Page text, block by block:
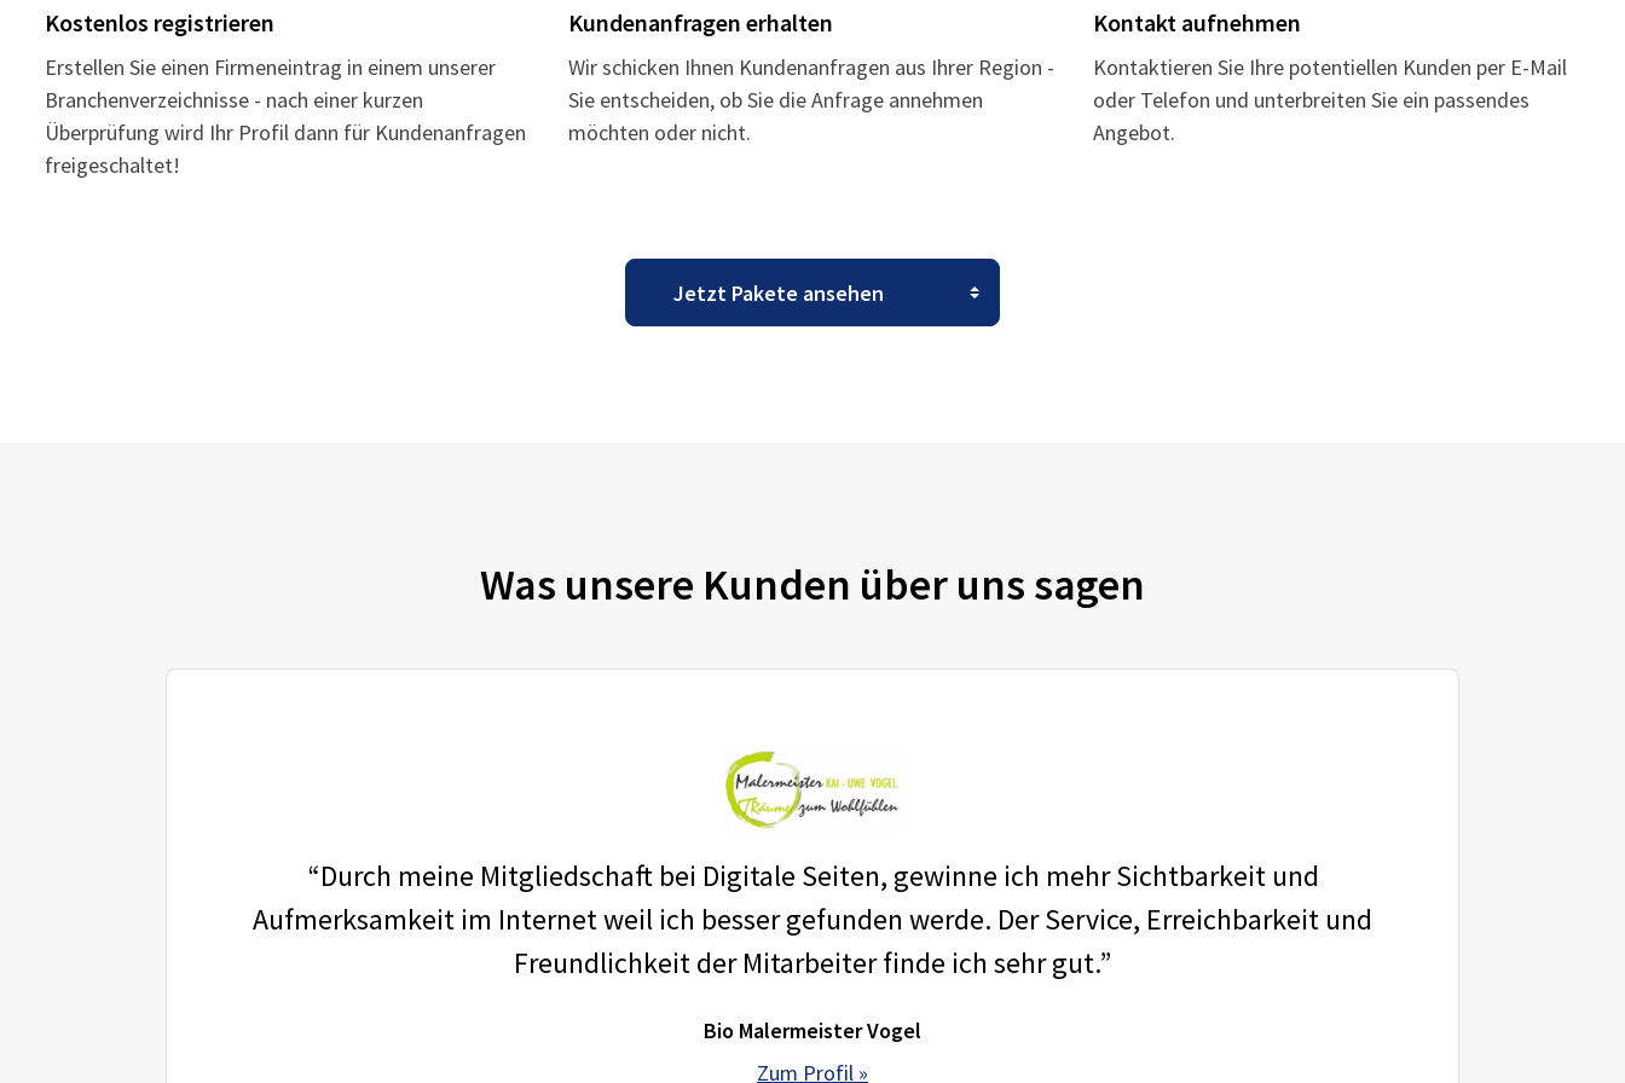
Kostenlos registrieren
Erstellen Sie einen Firmeneintrag in einem unserer
Branchenverzeichnisse - nach einer kurzen
Überprüfung wird Ihr Profil dann für Kundenanfragen
freigeschaltet!
Kundenanfragen erhalten
Wir schicken Ihnen Kundenanfragen aus Ihrer Region -
Sie entscheiden, ob Sie die Anfrage annehmen
möchten oder nicht.
Kontakt aufnehmen
Kontaktieren Sie Ihre potentiellen Kunden per E-Mail
oder Telefon und unterbreiten Sie ein passendes
Angebot.
Was unsere Kunden über uns sagen
“Durch meine Mitgliedschaft bei Digitale Seiten, gewinne ich mehr Sichtbarkeit und
Aufmerksamkeit im Internet weil ich besser gefunden werde. Der Service, Erreichbarkeit und
Freundlichkeit der Mitarbeiter finde ich sehr gut.”
Bio Malermeister Vogel
Zum Profil »